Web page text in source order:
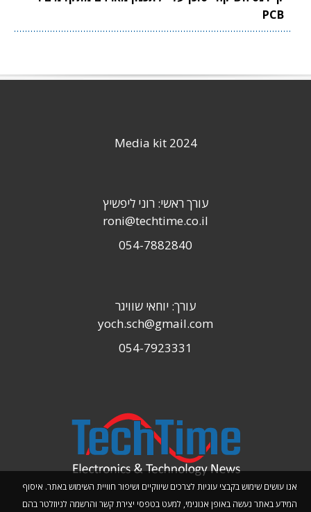
PCB
אנו עושים שימוש בקבצי עוגיות לצרכים שיווקיים ושיפור חוויית השימוש באתר. איסוף
המידע באתר נעשה באופן אנונימי, למעט בטפסי יצירת קשר והרשמה לניוזלטר בהם
Media kit 2024
עורך ראשי: רוני ליפשיץ
roni@techtime.co.il
054-7882840
עורך: יוחאי שוויגר
yoch.sch@gmail.com
054-7923331